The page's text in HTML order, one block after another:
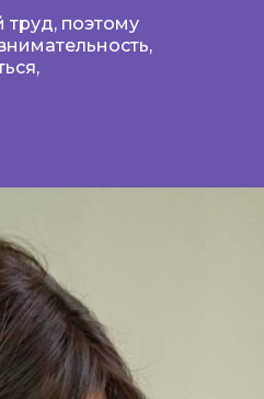
труд, поэтому